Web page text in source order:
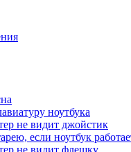
ноутбука
не видит джойстик
если ноутбук
не видит флешку